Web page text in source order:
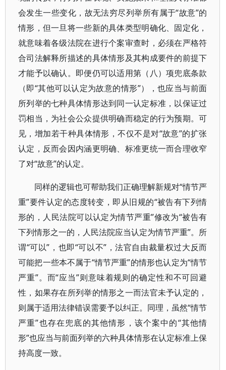
会发生一些变化，故无法穷尽列举所有属于“故意”的
情形，但一旦将一些新的具体类型明确化、固定化，
就意味着各级法院在进行个案审查时，必须在严格符
合司法解释所描述的具体情形及其构成要件的前提下
才能予以确认。即便仍可以适用第（八）项兜底条款
（即“其他可以认定为故意的情形”），也应当与前面
所列举的七种具体情形达到同一认定标准，以保证过
罚相当，为社会公众提供明确而稳定的行为预期。可
见，增加若干种具体情形，不仅不是对“故意”的扩张
认定，反而会因内涵更明确、标准更统一而合理收窄
了对“故意”的认定。
同样的逻辑也可帮助我们正确理解新规对“情节严
重”要件认定的态度转变，即从旧规的“被告有下列情
形的，人民法院可以认定为情节严重”修改为“被告有
下列情形之一的，人民法院应当认定为情节严重”。所
谓“可以”，也即“可以不”，法官自由裁量权过大反而
可能把一些本不属于“情节严重”的情形也认定为“情节
严重”。而“应当”则意味着规则的确定性和不可回避
性，如果存在所列举的情形之一而法官未予认定的，
则属于适用法律错误需要予以纠正。同理，虽然“情节
严重”也存在兜底的其他情形，该个案中的“其他情
形”也应当与前面列举的六种具体情形在认定标准上保
持高度一致。